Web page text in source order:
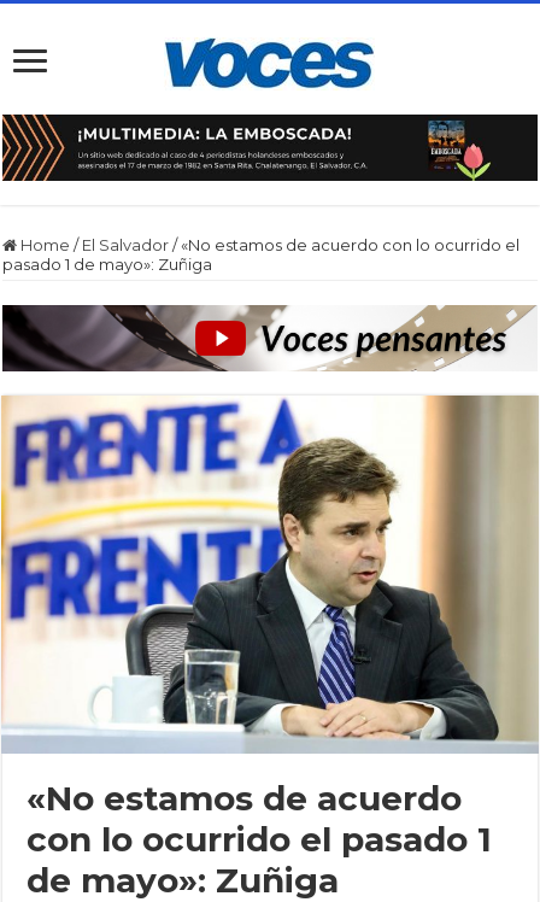
Home / El Salvador /«No estamos de acuerdo con lo ocurrido el
pasado 1 de mayo»: Zuñiga
«No estamos de acuerdo
con lo ocurrido el pasado 1
de mayo»: Zuñiga